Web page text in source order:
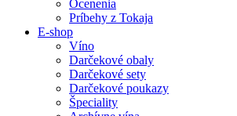
Ocenenia
Príbehy z Tokaja
E-shop
Víno
Darčekové obaly
Darčekové sety
Darčekové poukazy
Špeciality